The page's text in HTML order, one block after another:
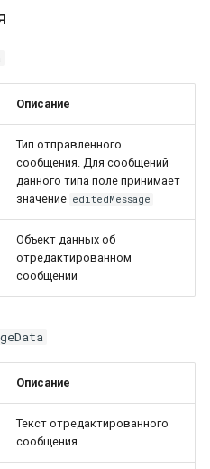
Описание
Тип отправленного
сообщения. Для сообщений
данного типа поле принимает
значение editedMessage
Объект данных об
отредактированном
сообщении
Описание
Текст отредактированного
сообщения